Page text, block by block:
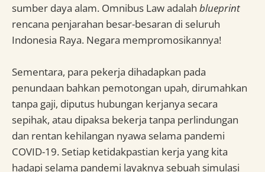
sumber daya alam. Omnibus Law adalah blueprint
rencana penjarahan besar-besaran di seluruh
Indonesia Raya. Negara mempromosikannya!
Sementara, para pekerja dihadapkan pada
penundaan bahkan pemotongan upah, dirumahkan
tanpa gaji, diputus hubungan kerjanya secara
sepihak, atau dipaksa bekerja tanpa perlindungan
dan rentan kehilangan nyawa selama pandemi
COVID-19. Setiap ketidakpastian kerja yang kita
hadapi selama pandemi layaknya sebuah simulasi